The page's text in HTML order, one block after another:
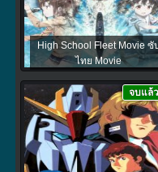
High School Fleet Movie ซั
ไทย Movie
จบแล้ว